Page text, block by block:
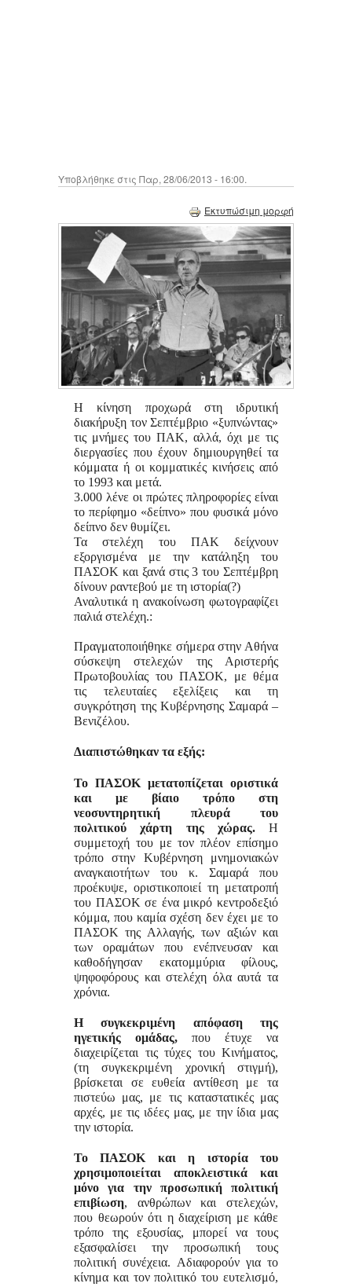
Υποβλήθηκε στις Παρ, 28/06/2013 - 16:00.
Εκτυπώσιμη μορφή
Η κίνηση προχωρά στη ιδρυτική
διακήρυξη τον Σεπτέμβριο «ξυπνώντας»
τις μνήμες του ΠΑΚ, αλλά, όχι με τις
διεργασίες που έχουν δημιουργηθεί τα
κόμματα ή οι κομματικές κινήσεις από
το 1993 και μετά.
3.000 λένε οι πρώτες πληροφορίες είναι
το περίφημο «δείπνο» που φυσικά μόνο
δείπνο δεν θυμίζει.
Τα στελέχη του ΠΑΚ δείχνουν
εξοργισμένα με την κατάληξη του
ΠΑΣΟΚ και ξανά στις 3 του Σεπτέμβρη
δίνουν ραντεβού με τη ιστορία(?)
Αναλυτικά η ανακοίνωση φωτογραφίζει
παλιά στελέχη.:
Πραγματοποιήθηκε σήμερα στην Αθήνα
σύσκεψη στελεχών της Αριστερής
Πρωτοβουλίας του ΠΑΣΟΚ, με θέμα
τις τελευταίες εξελίξεις και τη
συγκρότηση της Κυβέρνησης Σαμαρά –
Βενιζέλου.
Διαπιστώθηκαν τα εξής:
Το ΠΑΣΟΚ μετατοπίζεται οριστικά
και με βίαιο τρόπο στη
νεοσυντηρητική πλευρά του
πολιτικού χάρτη της χώρας.Η
συμμετοχή του με τον πλέον επίσημο
τρόπο στην Κυβέρνηση μνημονιακών
αναγκαιοτήτων του κ. Σαμαρά που
προέκυψε, οριστικοποιεί τη μετατροπή
του ΠΑΣΟΚ σε ένα μικρό κεντροδεξιό
κόμμα, που καμία σχέση δεν έχει με το
ΠΑΣΟΚ της Αλλαγής, των αξιών και
των οραμάτων που ενέπνευσαν και
καθοδήγησαν εκατομμύρια φίλους,
ψηφοφόρους και στελέχη όλα αυτά τα
χρόνια.
Η συγκεκριμένη απόφαση της
ηγετικής ομάδας, που έτυχε να
διαχειρίζεται τις τύχες του Κινήματος,
(τη συγκεκριμένη χρονική στιγμή),
βρίσκεται σε ευθεία αντίθεση με τα
πιστεύω μας, με τις καταστατικές μας
αρχές, με τις ιδέες μας, με την ίδια μας
την ιστορία.
Το ΠΑΣΟΚ και η ιστορία του
χρησιμοποιείται αποκλειστικά και
μόνο για την προσωπική πολιτική
επιβίωση, ανθρώπων και στελεχών,
που θεωρούν ότι η διαχείριση με κάθε
τρόπο της εξουσίας, μπορεί να τους
εξασφαλίσει την προσωπική τους
πολιτική συνέχεια. Αδιαφορούν για το
κίνημα και τον πολιτικό του ευτελισμό,